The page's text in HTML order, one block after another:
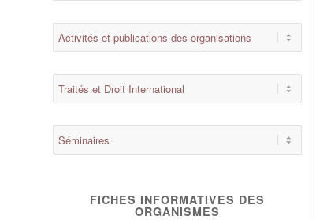
FICHES INFORMATIVES DES
ORGANISMES